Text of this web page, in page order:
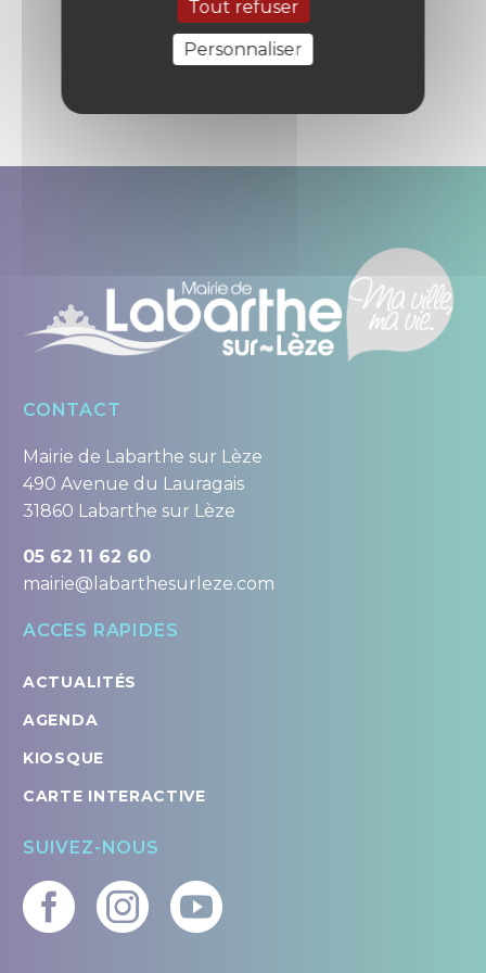
CONTACT
Mairie de Labarthe sur Lèze
490 Avenue du Lauragais
31860 Labarthe sur Lèze
05 62 11 62 60
mairie@labarthesurleze.com
ACCES RAPIDES
ACTUALITÉS
AGENDA
KIOSQUE
CARTE INTERACTIVE
SUIVEZ-NOUS
Tout refuser
Personnaliser